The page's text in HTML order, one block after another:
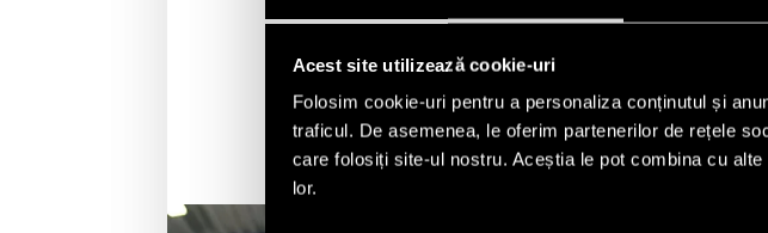
Acest site utilizează cookie-uri
Folosim cookie-uri pentru a personaliza conținutul și
traficul. De asemenea, le oferim partenerilor de rețele
care folosiți site-ul nostru. Aceștia le pot combina cu
lor.
temperaturi ridicate.
AFLĂ MAI MULTE